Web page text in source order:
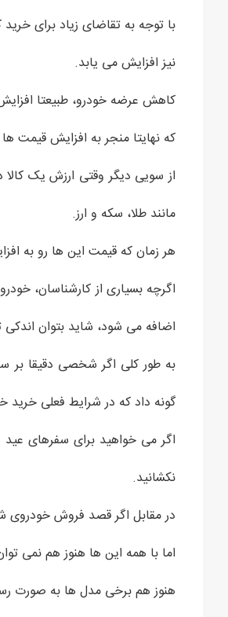
با توجه به تقاضای زیاد برای
نیز افزایش می یابد.
کاهش عرضه خودرو، طبیعتا افزایش
که نهایتا منجر به افزایش
از سویی دیگر وقتی ارزش یک
مانند طلا، سکه و ارز.
هر زمان که قیمت این ها رو به
اضافه می شود، شاید بتوان اندکی
به طور کلی اگر شخصی دقیقا بر
گونه داد که در شرایط فعلی
اگر می خواهید برای سفرهای
نکشانید.
در مقابل اگر قصد فروش خودروی
اما با همه این ها هنوز هم نمی
هنوز هم برخی مدل ها به صورت